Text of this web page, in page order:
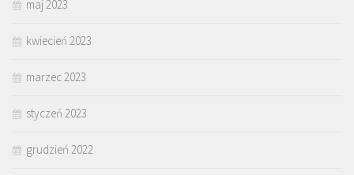
maj 2023
kwiecień 2023
marzec 2023
styczeń 2023
grudzień 2022